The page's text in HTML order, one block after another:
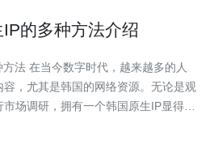
的多种方法介绍
法 在当今数字时代，越来越多的人
，尤其是韩国的网络资源。无论是观
场调研，拥有一个韩国原生IP显得尤